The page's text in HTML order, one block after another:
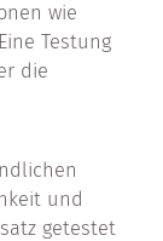
wie
Testung
die
und
getestet